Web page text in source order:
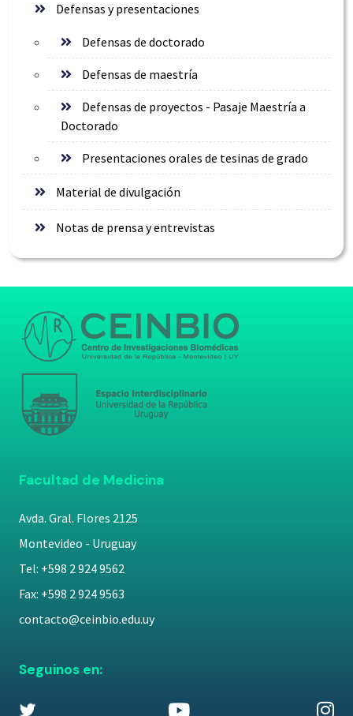
Defensas y presentaciones
Defensas de doctorado
Defensas de maestría
Defensas de proyectos - Pasaje Maestría a
Doctorado
Presentaciones orales de tesinas de grado
Material de divulgación
Notas de prensa y entrevistas
Facultad de Medicina
Avda. Gral. Flores 2125
Montevideo - Uruguay
Tel: +598 2 924 9562
Fax: +598 2 924 9563
contacto@ceinbio.edu.uy
Seguinos en: